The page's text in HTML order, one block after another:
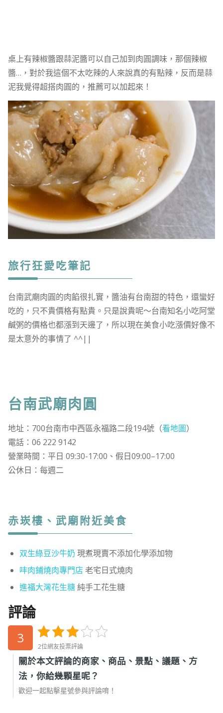
桌上有辣椒醬跟蒜泥醬可以自己加到肉圓調味，那個辣椒
醬…，對於我這個不太吃辣的人來說真的有點辣，反而是蒜
泥我覺得超搭肉圓的，推薦可以加起來！
旅行狂愛吃筆記
台南武廟肉圓的肉餡很扎實，醬油有台南甜的特色，還蠻好
吃的，只不貴價格有點貴。只是說貴呢～台南知名小吃阿堂
鹹粥的價格也都漲到天邊了，所以現在美食小吃漲價好像不
是太意外的事情了 ^^||
台南武廟肉圓
地址：700台南市中西區永福路二段194號（看地圖）
電話：06 222 9142
營業時間：平日 09:30-17:00、假日09:00–17:00
公休日：每週二
赤崁樓、武廟附近美食
双生綠豆沙牛奶 現煮現賣不添加化學添加物
㕩肉鋪燒肉專門店老宅日式燒肉
進福大灣花生糖純手工花生糖
評論
3
2位網友投票評論
關於本文評論的商家、商品、景點、議題、方
法，你給幾顆星呢？
歡迎一起點擊星號參與評論唷！